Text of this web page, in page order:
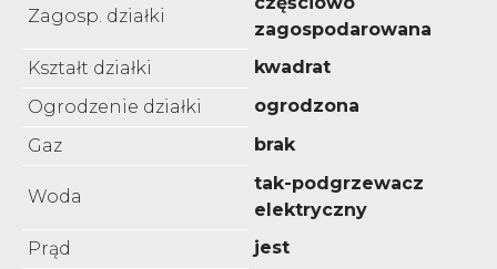
Zagosp. działki
zagospodarowana
Kształt działki
kwadrat
Ogrodzenie działki
ogrodzona
Gaz
brak
Woda
tak-podgrzewacz
elektryczny
Prąd
jest